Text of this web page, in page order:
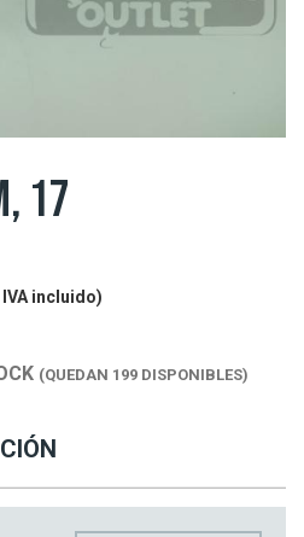
17
incluido)
(QUEDAN 199 DISPONIBLES)